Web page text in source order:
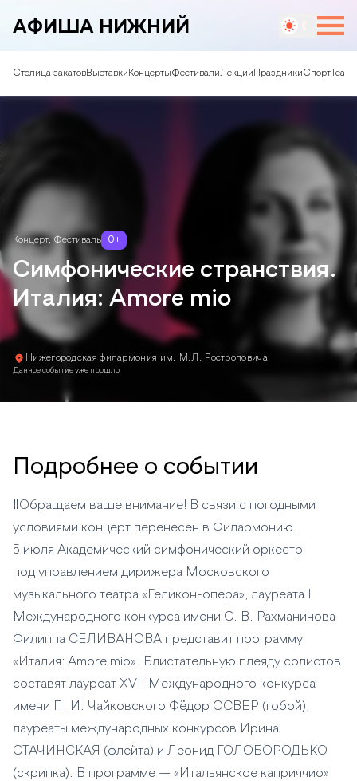
АФИША НИЖНИЙ
Столица закатовВыставкиКонцертыФестивалиЛекции ПраздникиСпорт
Концерт, Фестиваль 0+
Симфонические странствия.
Италия: Amore mio
Нижегородская филармония им. М.Л. Ростроповича
Данное событие уже прошло
Подробнее о событии
‼️Обращаем ваше внимание! В связи с погодными
условиями концерт перенесен в Филармонию.
5 июля Академический симфонический оркестр
под управлением дирижера Московского
музыкального театра «Геликон-опера», лауреата I
Международного конкурса имени С. В. Рахманинова
Филиппа СЕЛИВАНОВА представит программу
«Италия: Amore mio». Блистательную плеяду солистов
составят лауреат XVII Международного конкурса
имени П. И. Чайковского Фёдор ОСВЕР (гобой),
лауреаты международных конкурсов Ирина
СТАЧИНСКАЯ (флейта) и Леонид ГОЛОБОРОДЬКО
(скрипка). В программе — «Итальянское каприччио»